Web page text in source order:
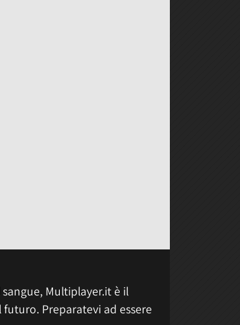
Multiplayer.it è il
Preparatevi ad essere